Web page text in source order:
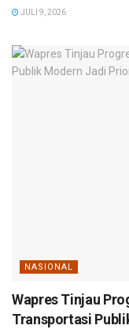
JULI 9, 2026
NASIONAL
Wapres Tinjau
Transportasi